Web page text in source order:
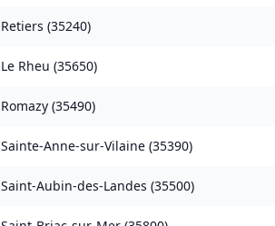
Retiers (35240)
Le Rheu (35650)
Romazy (35490)
Sainte-Anne-sur-Vilaine (35390)
Saint-Aubin-des-Landes (35500)